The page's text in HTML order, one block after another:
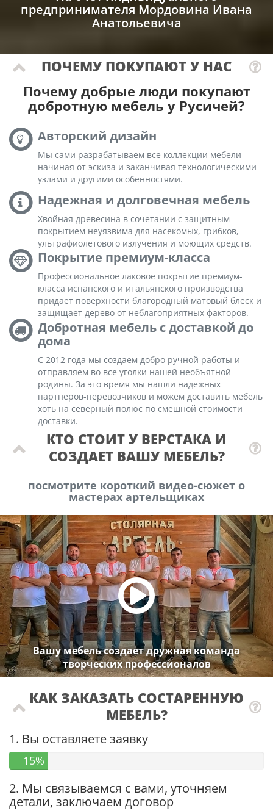
предпринимателя Мордовина Ивана
Анатольевича
ПОЧЕМУ ПОКУПАЮТ У НАС
Почему добрые люди покупают
добротную мебель у Русичей?
Авторский дизайн
Мы сами разрабатываем все коллекции мебели
начиная от эскиза и заканчивая технологическими
узлами и другими особенностями.
Надежная и долговечная мебель
Хвойная древесина в сочетании с защитным
покрытием неуязвима для насекомых, грибков,
ультрафиолетового излучения и моющих средств.
Покрытие премиум-класса
Профессиональное лаковое покрытие премиум-
класса испанского и итальянского производства
придает поверхности благородный матовый блеск и
защищает дерево от неблагоприятных факторов.
Добротная мебель с доставкой до
дома
С 2012 года мы создаем добро ручной работы и
отправляем во все уголки нашей необъятной
родины. За это время мы нашли надежных
партнеров-перевозчиков и можем доставить мебель
хоть на северный полюс по смешной стоимости
доставки.
КТО СТОИТ У ВЕРСТАКА И
СОЗДАЕТ ВАШУ МЕБЕЛЬ?
посмотрите короткий видео-сюжет о
мастерах артельщиках
Вашу мебель создает дружная команда
творческих профессионалов
КАК ЗАКАЗАТЬ СОСТАРЕННУЮ
МЕБЕЛЬ?
1. Вы оставляете заявку
15%
2. Мы связываемся с вами, уточняем
детали, заключаем договор